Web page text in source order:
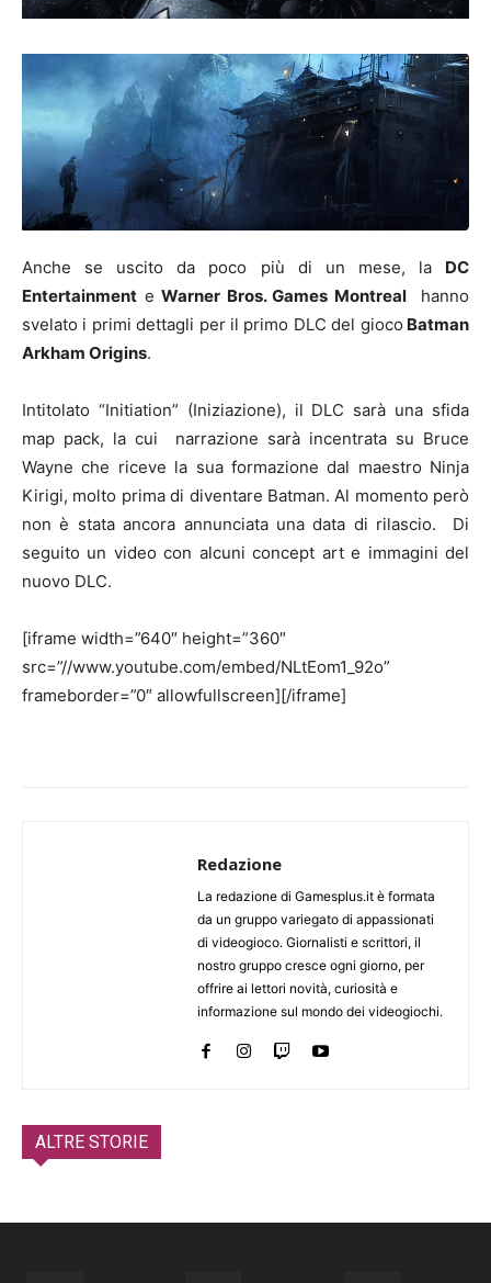
Anche se uscito da poco più di un mese, la DC
Entertainment eWarner Bros. Games Montrealhanno
svelato i primi dettagli per il primo DLC del gioco Batman
Arkham Origins.
Intitolato “Initiation” (Iniziazione), il DLC sarà una sfida
map pack, la cui narrazione sarà incentrata su Bruce
Wayne che riceve la sua formazione dal maestro Ninja
Kirigi, molto prima di diventare Batman. Al momento però
non è stata ancora annunciata una data di rilascio. Di
seguito un video con alcuni concept art e immagini del
nuovo DLC.
[iframe width=”640″ height=”360″
src=”//www.youtube.com/embed/NLtEom1_92o”
frameborder=”0″ allowfullscreen][/iframe]
Redazione
La redazione di Gamesplus.it è formata
da un gruppo variegato di appassionati
di videogioco. Giornalisti e scrittori, il
nostro gruppo cresce ogni giorno, per
offrire ai lettori novità, curiosità e
informazione sul mondo dei videogiochi.
ALTRE STORIE